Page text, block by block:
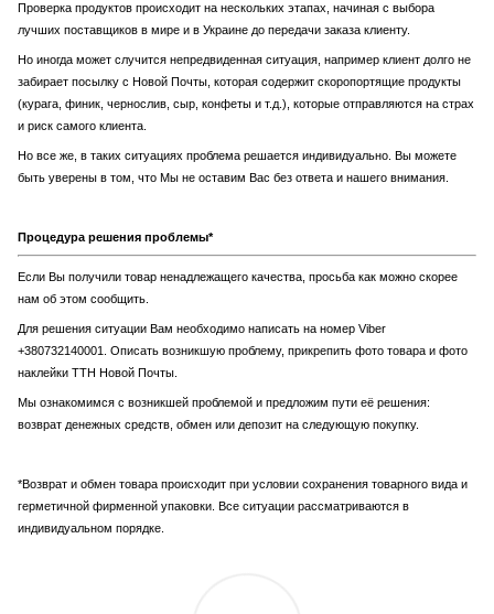
Проверка продуктов происходит на нескольких этапах, начиная с выбора
лучших поставщиков в мире и в Украине до передачи заказа клиенту.
Но иногда может случится непредвиденная ситуация, например клиент долго не
забирает посылку с Новой Почты, которая содержит скоропортящие продукты
(курага, финик, чернослив, сыр, конфеты и т.д.), которые отправляются на страх
и риск самого клиента.
Но все же, в таких ситуациях проблема решается индивидуально. Вы можете
быть уверены в том, что Мы не оставим Вас без ответа и нашего внимания.
Процедура решения проблемы*
Если Вы получили товар ненадлежащего качества, просьба как можно скорее
нам об этом сообщить.
Для решения ситуации Вам необходимо написать на номер Viber
+380732140001. Описать возникшую проблему, прикрепить фото товара и фото
наклейки ТТН Новой Почты.
Мы ознакомимся с возникшей проблемой и предложим пути её решения:
возврат денежных средств, обмен или депозит на следующую покупку.
*Возврат и обмен товара происходит при условии сохранения товарного вида и
герметичной фирменной упаковки. Все ситуации рассматриваются в
индивидуальном порядке.